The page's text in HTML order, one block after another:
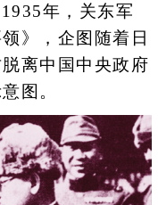
年，关东军
》，企图随着日
离中国中央政府
图。